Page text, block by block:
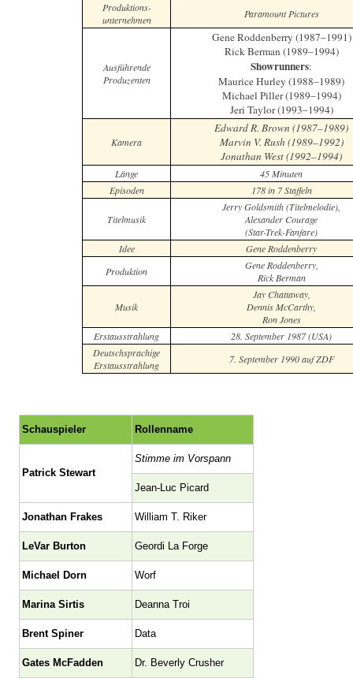
Produktions-
unternehmen
Paramount Pictures
Ausführende
Produzenten
Gene Roddenberry (1987–1991)
Rick Berman (1989–1994)
Showrunners:
Maurice Hurley (1988–1989)
Michael Piller (1989–1994)
Jeri Taylor (1993–1994)
Kamera
Edward R. Brown (1987–1989)
Marvin V. Rush (1989–1992)
Jonathan West (1992–1994)
Länge
45 Minuten
Episoden
178 in 7 Staffeln
Titelmusik
Jerry Goldsmith (Titelmelodie),
Alexander Courage
(Star-Trek-Fanfare)
Idee
Gene Roddenberry
Produktion
Gene Roddenberry,
Rick Berman
Musik
Jay Chattaway,
Dennis McCarthy,
Ron Jones
Erstausstrahlung
28. September 1987 (USA)
Deutschsprachige
Erstausstrahlung
7. September 1990 auf ZDF
Schauspieler Rollenname
Patrick Stewart
Stimme im Vorspann
Jean-Luc Picard
Jonathan Frakes William T. Riker
LeVar Burton Geordi La Forge
Michael Dorn Worf
Marina Sirtis Deanna Troi
Brent Spiner Data
Gates McFadden Dr. Beverly Crusher